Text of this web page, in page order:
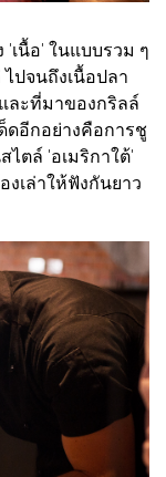
'เนื้อ' ในแบบรวม ๆ
ไปจนถึงเนื้อปลา
ละที่มาของกริลล์
ดอีกอย่างคือการชู
ไตล์ 'อเมริกาใต้'
งเล่าให้ฟังกันยาว